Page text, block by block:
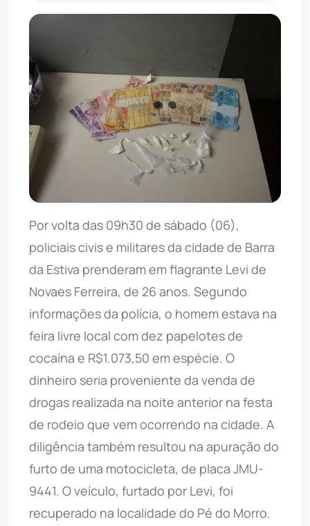
Por volta das 09h30 de sábado (06),
policiais civis e militares da cidade de Barra
da Estiva prenderam em flagrante Levi de
Novaes Ferreira, de 26 anos. Segundo
informações da polícia, o homem estava na
feira livre local com dez papelotes de
cocaína e R$1.073,50 em espécie. O
dinheiro seria proveniente da venda de
drogas realizada na noite anterior na festa
de rodeio que vem ocorrendo na cidade. A
diligência também resultou na apuração do
furto de uma motocicleta, de placa JMU-
9441. O veículo, furtado por Levi, foi
recuperado na localidade do Pé do Morro.